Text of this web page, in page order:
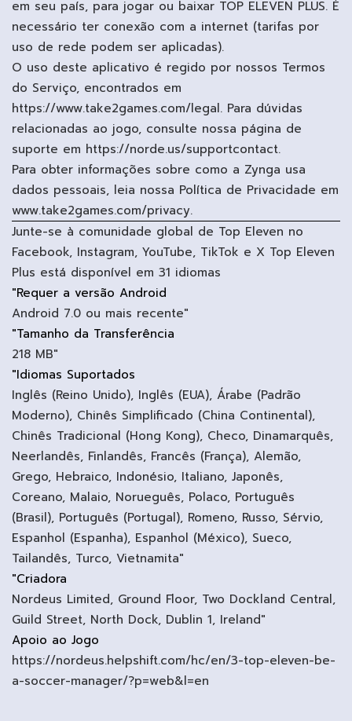
em seu país, para jogar ou baixar TOP ELEVEN PLUS. É
necessário ter conexão com a internet (tarifas por
uso de rede podem ser aplicadas).
O uso deste aplicativo é regido por nossos Termos
do Serviço, encontrados em
https://www.take2games.com/legal. Para dúvidas
relacionadas ao jogo, consulte nossa página de
suporte em https://norde.us/supportcontact.
Para obter informações sobre como a Zynga usa
dados pessoais, leia nossa Política de Privacidade em
www.take2games.com/privacy.
Junte-se à comunidade global de Top Eleven no
Facebook, Instagram, YouTube, TikTok e X Top Eleven
Plus está disponível em 31 idiomas
"Requer a versão Android
Android 7.0 ou mais recente"
"Tamanho da Transferência
218 MB"
"Idiomas Suportados
Inglês (Reino Unido), Inglês (EUA), Árabe (Padrão
Moderno), Chinês Simplificado (China Continental),
Chinês Tradicional (Hong Kong), Checo, Dinamarquês,
Neerlandês, Finlandês, Francês (França), Alemão,
Grego, Hebraico, Indonésio, Italiano, Japonês,
Coreano, Malaio, Norueguês, Polaco, Português
(Brasil), Português (Portugal), Romeno, Russo, Sérvio,
Espanhol (Espanha), Espanhol (México), Sueco,
Tailandês, Turco, Vietnamita"
"Criadora
Nordeus Limited, Ground Floor, Two Dockland Central,
Guild Street, North Dock, Dublin 1, Ireland"
Apoio ao Jogo
https://nordeus.helpshift.com/hc/en/3-top-eleven-be-
a-soccer-manager/?p=web&l=en